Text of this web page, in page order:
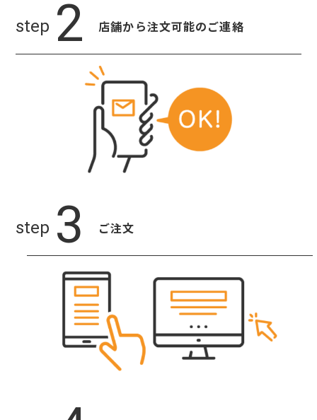
店舗から注文可能のご連絡
ご注文